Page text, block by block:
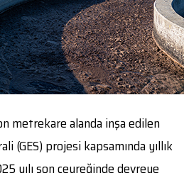
metrekare alanda inşa edilen
(GES) projesi kapsamında yıllık
yılı son çeyreğinde devreye